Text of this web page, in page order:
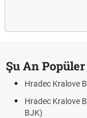
Şu An
Hradec Kralove
Hradec Kralove
BJK)